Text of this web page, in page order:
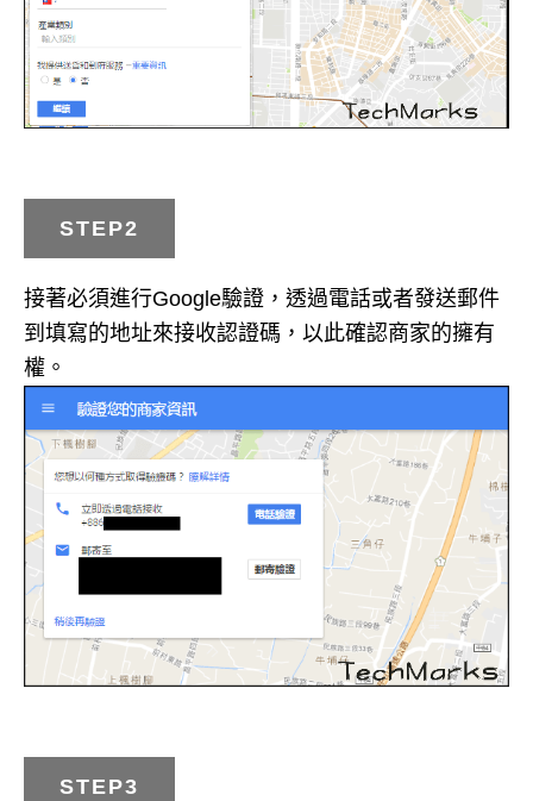
STEP2
接著必須進行Google驗證，透過電話或者發送郵件
到填寫的地址來接收認證碼，以此確認商家的擁有
權。
STEP3